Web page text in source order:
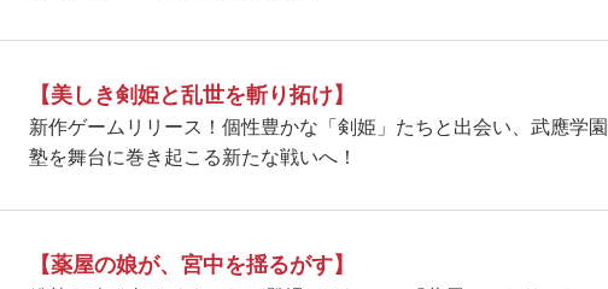
【美しき剣姫と乱世を斬り拓け】
新作ゲームリリース！個性豊かな「剣姫」たちと出会い、武應学園
塾を舞台に巻き起こる新たな戦いへ！
【薬屋の娘が、宮中を揺るがす】